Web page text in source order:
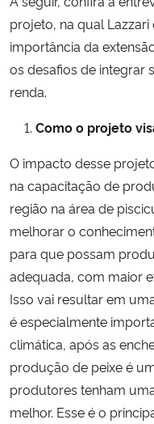
projeto, na qual
importância da
os desafios de integrar
renda.
Como o projeto
O impacto desse
na capacitação de
região na área de
melhorar o
para que possam
adequada, com maior
Isso vai resultar em
é especialmente
climática, após as
produção de peixe é
produtores tenham
melhor. Esse é o